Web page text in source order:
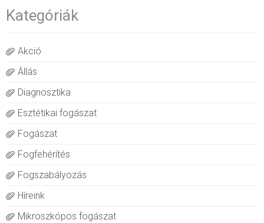
Kategóriák
Akció
Állás
Diagnosztika
Esztétikai fogászat
Fogászat
Fogfehérítés
Fogszabályozás
Híreink
Mikroszkópos fogászat